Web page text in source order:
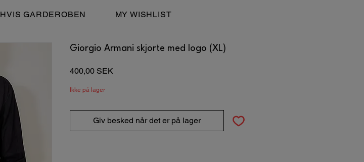
HVIS GARDEROBEN MY WISHLIST
Giorgio Armani skjorte med logo (XL)
400,00 SEK
Ikke på lager
Giv besked når det er på lager